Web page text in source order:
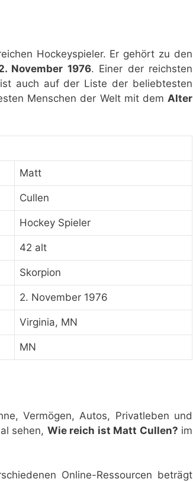
Hockeyspieler. Er gehört zu den
November 1976. Einer der reichsten
auch auf der Liste der beliebtesten
Menschen der Welt mit dem Alter
Matt
Cullen
Hockey Spieler
42 alt
Skorpion
2. November 1976
Virginia, MN
MN
Vermögen, Autos, Privatleben und
sehen, Wie reich ist Matt Cullen? im
Online-Ressourcen beträgt